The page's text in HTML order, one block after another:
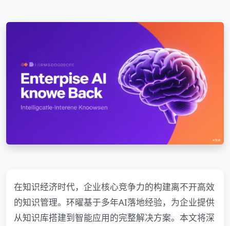
在知识经济时代，企业核心竞争力的构建离不开高效
的知识管理。环曜基于多年AI落地经验，为企业提供
从知识库搭建到智能应用的完整解决方案。本文将深